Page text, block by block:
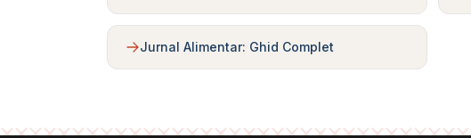
Jurnal Alimentar: Ghid Complet